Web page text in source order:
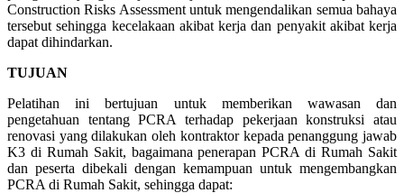
Construction Risks Assessment untuk mengendalikan semua bahaya
tersebut sehingga kecelakaan akibat kerja dan penyakit akibat kerja
dapat dihindarkan.
TUJUAN
Pelatihan ini bertujuan untuk memberikan wawasan dan
pengetahuan tentang PCRA terhadap pekerjaan konstruksi atau
renovasi yang dilakukan oleh kontraktor kepada penanggung jawab
K3 di Rumah Sakit, bagaimana penerapan PCRA di Rumah Sakit
dan peserta dibekali dengan kemampuan untuk mengembangkan
PCRA di Rumah Sakit, sehingga dapat: